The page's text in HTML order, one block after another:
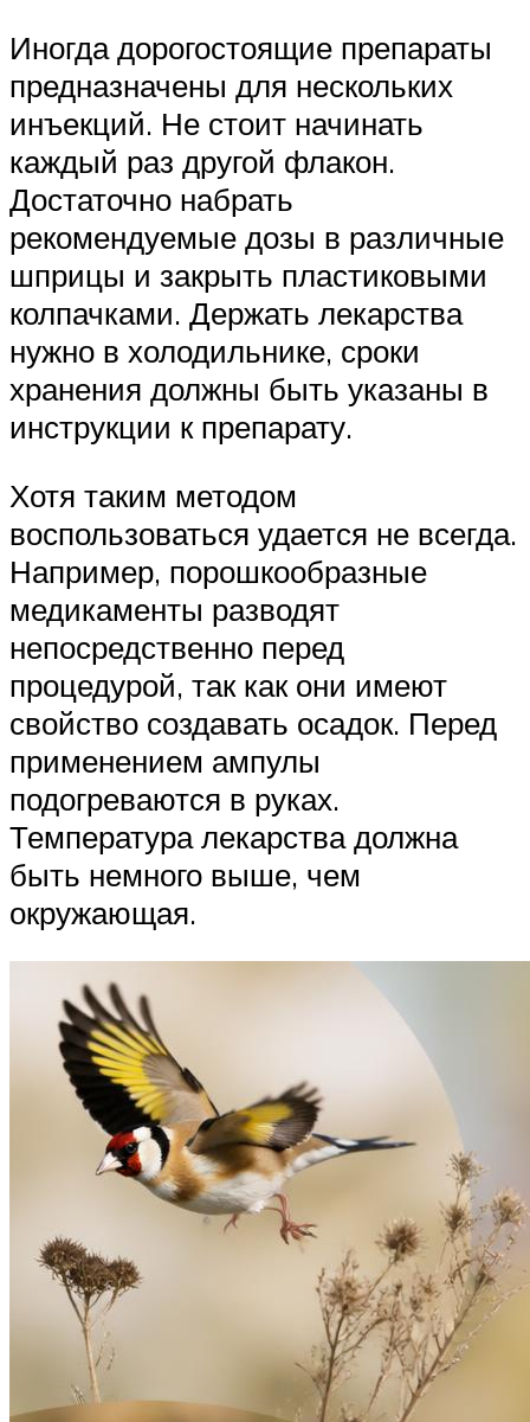
Иногда дорогостоящие препараты
предназначены для нескольких
инъекций. Не стоит начинать
каждый раз другой флакон.
Достаточно набрать
рекомендуемые дозы в различные
шприцы и закрыть пластиковыми
колпачками. Держать лекарства
нужно в холодильнике, сроки
хранения должны быть указаны в
инструкции к препарату.
Хотя таким методом
воспользоваться удается не всегда.
Например, порошкообразные
медикаменты разводят
непосредственно перед
процедурой, так как они имеют
свойство создавать осадок. Перед
применением ампулы
подогреваются в руках.
Температура лекарства должна
быть немного выше, чем
окружающая.